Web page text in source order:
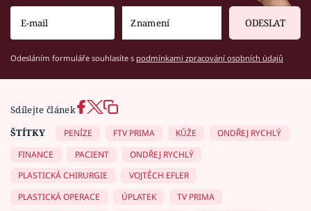
ODESLAT
Odesláním formuláře souhlasíte s podmínkami zpracování osobních údajů
Sdílejte článek
ŠTÍTKY
PENÍZE FTV PRIMA KŮŽE
ONDŘEJ RYCHLÝ
FINANCE
PACIENT
ONDŘEJ RYCHLÝ
PLASTICKÁ CHIRURGIE
VOJTĚCH EFLER
PLASTICKÁ OPERACE
ÚPLATEK
TV PRIMA